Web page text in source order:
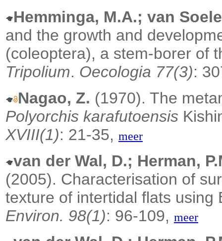
Hemminga, M.A.; van
and the growth and
(coleoptera), a stem-borer of
Tripolium. Oecologia 77(3):
Nagao, Z. (1970). The
Polyorchis karafutoensis
XVIII(1): 21-35, meer
van der Wal, D.; Herman,
(2005). Characterisation of
texture of intertidal flats using
Environ. 98(1): 96-109, meer